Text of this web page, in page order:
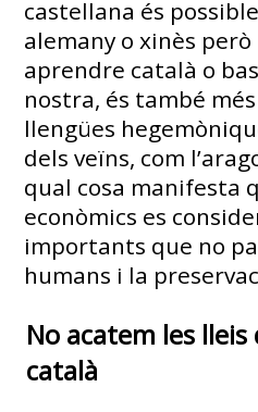
castellana és
alemany o xinès
aprendre català o
nostra, és també
llengües
dels veïns, com
qual cosa manifesta
econòmics es
importants que no
humans i la
No acatem les
català